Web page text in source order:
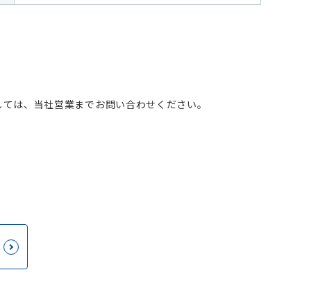
は、当社営業までお問い合わせください。